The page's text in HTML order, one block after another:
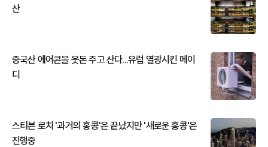
산
중국산 에어콘을 웃돈 주고 산다...유럽 열광시킨 메이
디
스티븐 로치 '과거의 홍콩'은 끝났지만 '새로운 홍콩'은
진행중